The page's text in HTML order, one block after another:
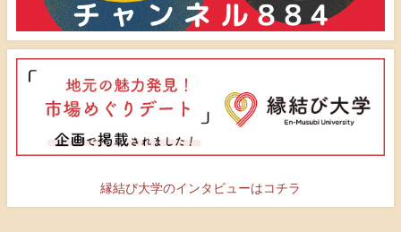
縁結び大学のインタビューはコチラ